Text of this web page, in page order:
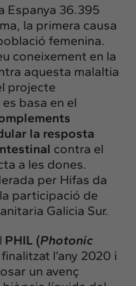
Espanya 36.395
la primera causa
femenina.
coneixement en la
aquesta malaltia
projecte
es basa en el
la resposta
contra el
a les dones.
per Hifas da
participació de
Galicia Sur.
PHIL (Photonic
l’any 2020 i
un avenç